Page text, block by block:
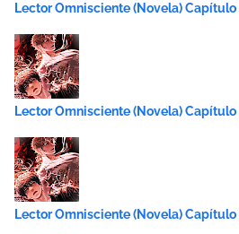
Lector Omnisciente (Novela) Capítulo
Lector Omnisciente (Novela) Capítulo
Lector Omnisciente (Novela) Capítulo